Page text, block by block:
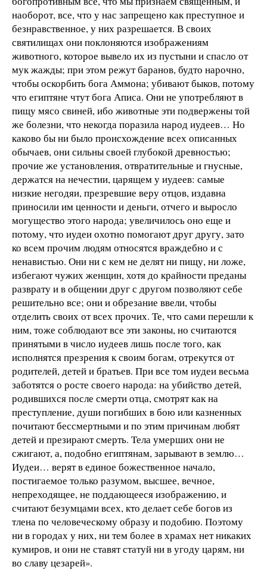
наоборот, все, что у нас запрещено как преступное и
безнравственное, у них разрешается. В своих
святилищах они поклоняются изображениям
животного, которое вывело их из пустыни и спасло от
мук жажды; при этом режут баранов, будто нарочно,
чтобы оскорбить бога Аммона; убивают быков, потому
что египтяне чтут бога Аписа. Они не употребляют в
пищу мясо свиней, ибо животные эти подвержены той
же болезни, что некогда поразила народ иудеев… Но
каково бы ни было происхождение всех описанных
обычаев, они сильны своей глубокой древностью;
прочие же установления, отвратительные и гнусные,
держатся на нечестии, царящем у иудеев: самые
низкие негодяи, презревшие веру отцов, издавна
приносили им ценности и деньги, отчего и выросло
могущество этого народа; увеличилось оно еще и
потому, что иудеи охотно помогают друг другу, зато
ко всем прочим людям относятся враждебно и с
ненавистью. Они ни с кем не делят ни пищу, ни ложе,
избегают чужих женщин, хотя до крайности преданы
разврату и в общении друг с другом позволяют себе
решительно все; они и обрезание ввели, чтобы
отделить своих от всех прочих. Те, что сами перешли к
ним, тоже соблюдают все эти законы, но считаются
принятыми в число иудеев лишь после того, как
исполнятся презрения к своим богам, отрекутся от
родителей, детей и братьев. При все том иудеи весьма
заботятся о росте своего народа: на убийство детей,
родившихся после смерти отца, смотрят как на
преступление, души погибших в бою или казненных
почитают бессмертными и по этим причинам любят
детей и презирают смерть. Тела умерших они не
сжигают, а, подобно египтянам, зарывают в землю…
Иудеи… верят в единое божественное начало,
постигаемое только разумом, высшее, вечное,
непреходящее, не поддающееся изображению, и
считают безумцами всех, кто делает себе богов из
тлена по человеческому образу и подобию. Поэтому
ни в городах у них, ни тем более в храмах нет никаких
кумиров, и они не ставят статуй ни в угоду царям, ни
во славу цезарей».